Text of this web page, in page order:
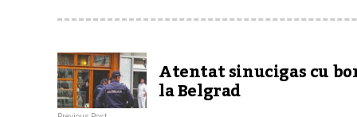
Atentat sinucigas cu
la Belgrad